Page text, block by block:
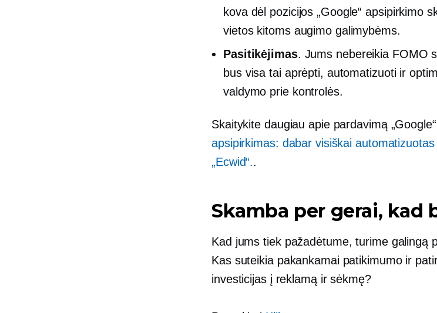
kova dėl pozicijos „Google“ apsipirkimo
vietos kitoms augimo galimybėms.
Pasitikėjimas. Jums nebereikia FOMO
bus visa tai aprėpti, automatizuoti ir
valdymo prie kontrolės.
Skaitykite daugiau apie pardavimą
apsipirkimas: dabar visiškai
„Ecwid“..
Skamba per gerai, kad
Kad jums tiek pažadėtume, turime galingą
Kas suteikia pakankamai patikimumo ir
investicijas į reklamą ir sėkmę?